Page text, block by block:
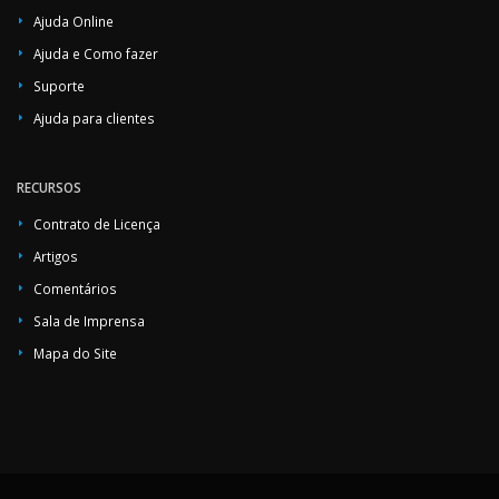
Ajuda Online
Ajuda e Como fazer
Suporte
Ajuda para clientes
RECURSOS
Contrato de Licença
Artigos
Comentários
Sala de Imprensa
Mapa do Site